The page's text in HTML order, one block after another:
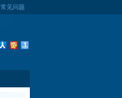
常见问题